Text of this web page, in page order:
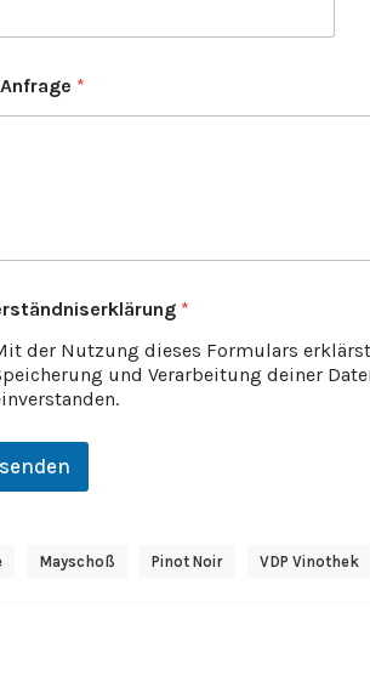
*
*
der Nutzung dieses Formulars
und Verarbeitung deiner
Mayschoß Pinot Noir VDP Vinothek